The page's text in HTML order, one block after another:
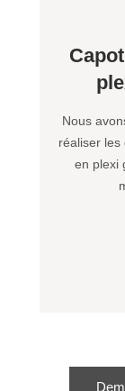
Nous
réaliser les
en plexi